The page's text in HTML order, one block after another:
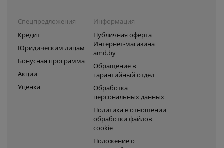
Спецпредложения
Кредит
Юридическим лицам
Бонусная программа
Акции
Уценка
Информация
Публичная оферта
Интернет-магазина
amd.by
Обращение в
гарантийный отдел
Обработка
персональных данных
Политика в отношении
обработки файлов
cookie
Положение о